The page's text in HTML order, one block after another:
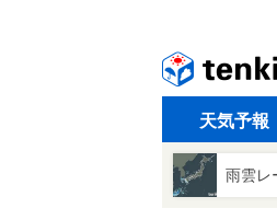
天気予報
雨雲レ